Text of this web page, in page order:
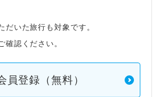
いた旅行も対象です。
認ください。
員登録（無料）